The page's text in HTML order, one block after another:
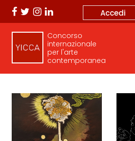
Accedi
Concorso
internazionale
per l'arte
contemporanea